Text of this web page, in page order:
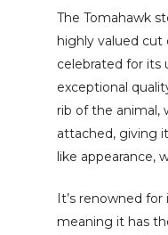
The Tomahawk
highly valued
celebrated for its
exceptional
rib of the animal,
attached, giving
like appearance,
It’s renowned
meaning it has